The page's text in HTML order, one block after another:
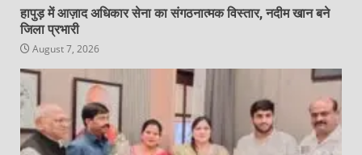
हापुड़ में आज़ाद अधिकार सेना का संगठनात्मक विस्तार, नदीम खान बने
जिला प्रभारी
August 7, 2026